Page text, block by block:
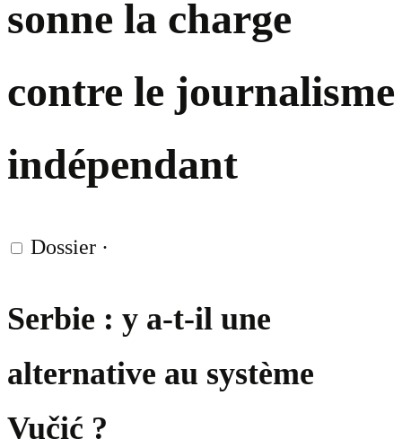
sonne la charge
contre le journalisme
indépendant
Dossier ·
Serbie : y a-t-il une
alternative au système
Vučić ?